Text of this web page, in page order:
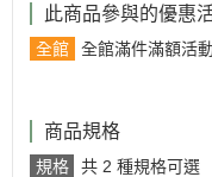
此商品參與的優惠
全館 全館滿件滿額活
商品規格
規格 共 2 種規格可選